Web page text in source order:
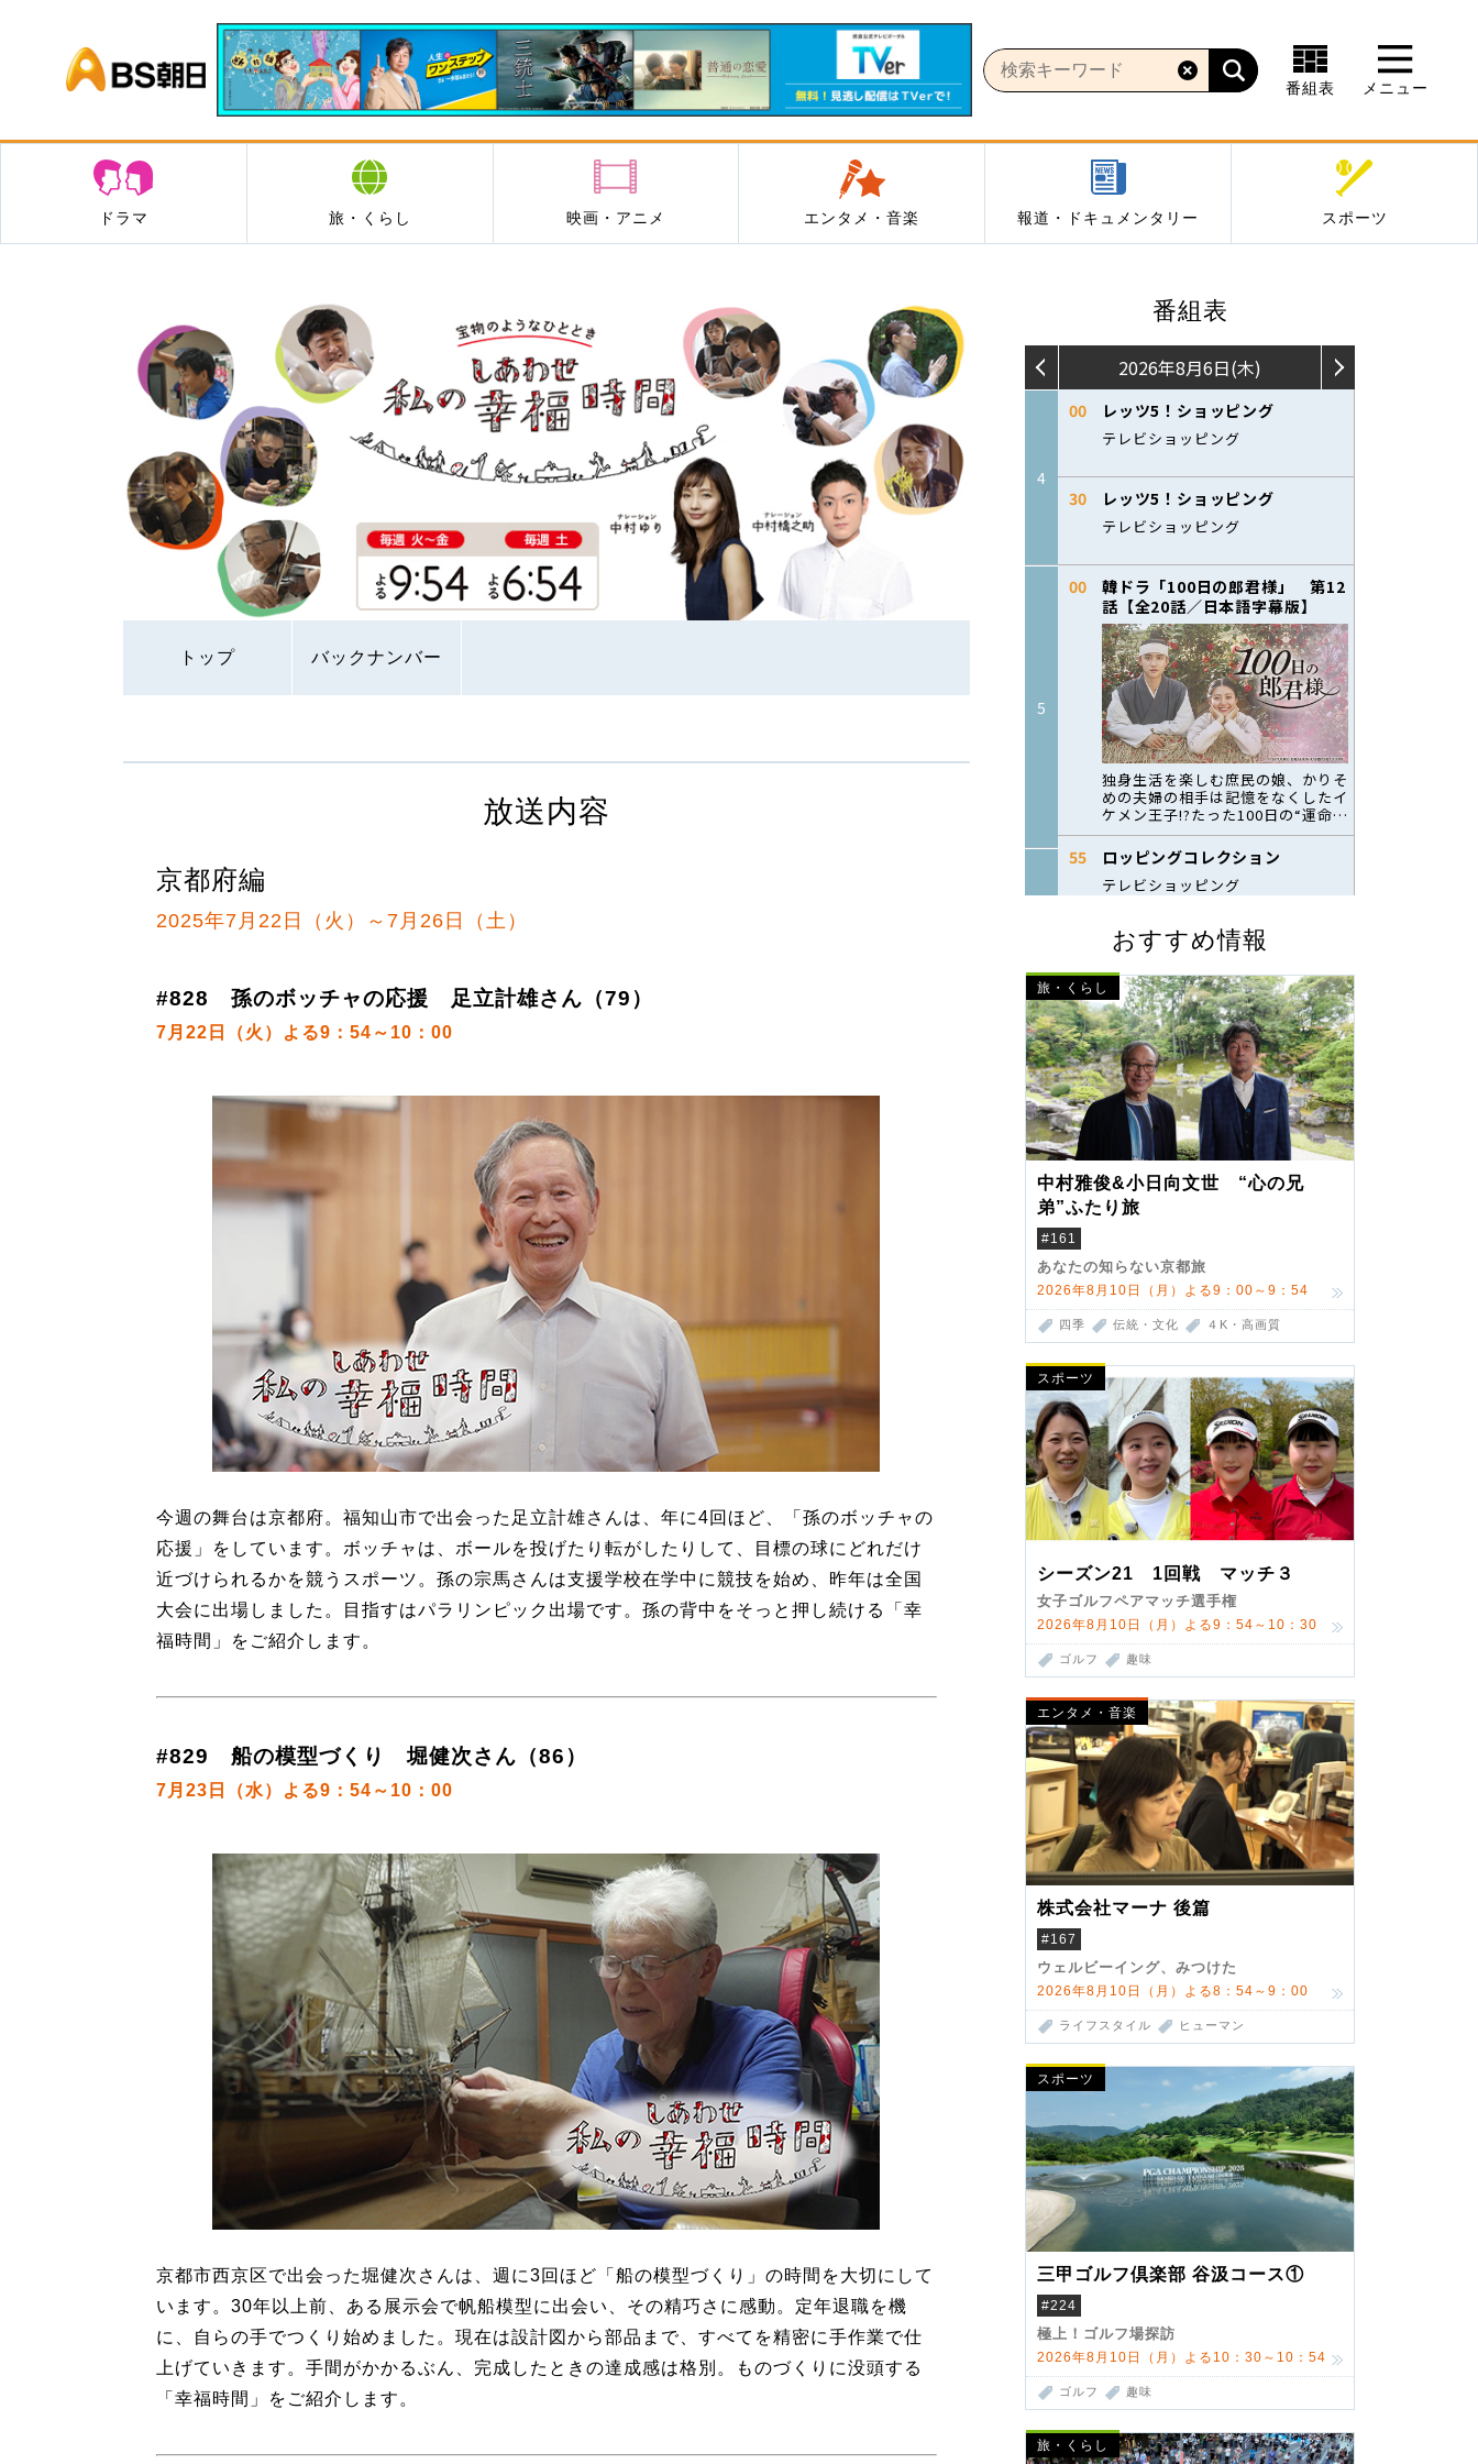
BS朝日
番組表 メニュー
ドラマ 旅・くらし 映画・アニメ エンタメ・音楽 報道・ドキュメンタリー スポーツ
トップ バックナンバー
番組表
おすすめ情報
旅・くらし
中村雅俊&小日向文世 “心の兄
弟”ふたり旅
#161
あなたの知らない京都旅
2026年8月10日（月）よる9：00～9：54
四季 伝統・文化 ４K・高画質
スポーツ
シーズン21 1回戦 マッチ３
女子ゴルフペアマッチ選手権
2026年8月10日（月）よる9：54～10：30
ゴルフ 趣味
エンタメ・音楽
株式会社マーナ 後篇
#167
ウェルビーイング、みつけた
2026年8月10日（月）よる8：54～9：00
ライフスタイル ヒューマン
スポーツ
三甲ゴルフ倶楽部 谷汲コース①
#224
極上！ゴルフ場探訪
2026年8月10日（月）よる10：30～10：54
ゴルフ 趣味
旅・くらし
放送内容
京都府編
2025年7月22日（火）～7月26日（土）
#828 孫のボッチャの応援 足立計雄さん（79）
7月22日（火）よる9：54～10：00
今週の舞台は京都府。福知山市で出会った足立計雄さんは、年に4回ほど、「孫のボッチャの
応援」をしています。ボッチャは、ボールを投げたり転がしたりして、目標の球にどれだけ
近づけられるかを競うスポーツ。孫の宗馬さんは支援学校在学中に競技を始め、昨年は全国
大会に出場しました。目指すはパラリンピック出場です。孫の背中をそっと押し続ける「幸
福時間」をご紹介します。
#829 船の模型づくり 堀健次さん（86）
7月23日（水）よる9：54～10：00
京都市西京区で出会った堀健次さんは、週に3回ほど「船の模型づくり」の時間を大切にして
います。30年以上前、ある展示会で帆船模型に出会い、その精巧さに感動。定年退職を機
に、自らの手でつくり始めました。現在は設計図から部品まで、すべてを精密に手作業で仕
上げていきます。手間がかかるぶん、完成したときの達成感は格別。ものづくりに没頭する
「幸福時間」をご紹介します。